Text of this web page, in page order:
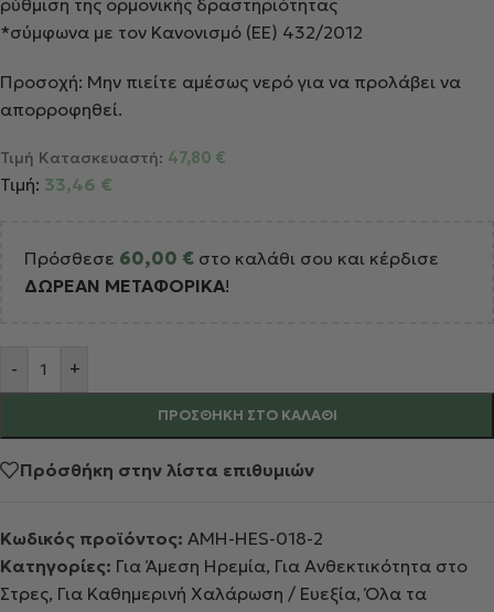
*σύμφωνα με τον Κανονισμό (ΕΕ) 432/2012
Προσοχή: Μην πιείτε αμέσως νερό για να προλάβει να
απορροφηθεί.
Τιμή Κατασκευαστή: 47,80 €
Τιμή: 33,46 €
Πρόσθεσε 60,00 € στο καλάθι σου και κέρδισε
ΔΩΡΕΑΝ ΜΕΤΑΦΟΡΙΚΑ!
- +
ΠΡΟΣΘΉΚΗ ΣΤΟ ΚΑΛΆΘΙ
Alternative:
Πρόσθήκη στην λίστα επιθυμιών
Κωδικός προϊόντος: AMH-HES-018-2
Κατηγορίες: Για Άμεση Ηρεμία, Για Ανθεκτικότητα στο
Στρες, Για Καθημερινή Χαλάρωση / Ευεξία, Όλα τα